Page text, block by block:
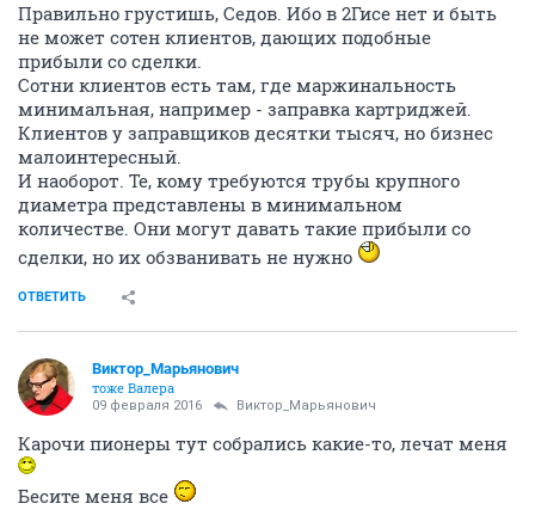
Правильно грустишь, Седов. Ибо в 2Гисе нет и быть
не может сотен клиентов, дающих подобные
прибыли со сделки.
Сотни клиентов есть там, где маржинальность
минимальная, например - заправка картриджей.
Клиентов у заправщиков десятки тысяч, но бизнес
малоинтересный.
И наоборот. Те, кому требуются трубы крупного
диаметра представлены в минимальном
количестве. Они могут давать такие прибыли со
сделки, но их обзванивать не нужно
ОТВЕТИТЬ
Виктор_Марьянович
тоже Валера
09 февраля 2016 Виктор_Марьянович
Карочи пионеры тут собрались какие-то, лечат меня
Бесите меня все